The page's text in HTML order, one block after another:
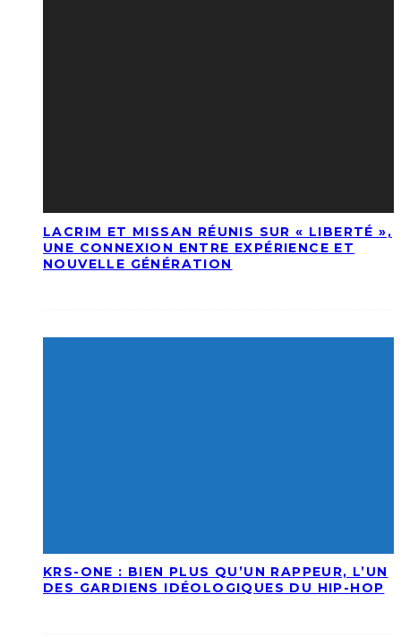
LACRIM ET MISSAN RÉUNIS SUR « LIBERTÉ »,
UNE CONNEXION ENTRE EXPÉRIENCE ET
NOUVELLE GÉNÉRATION
KRS-ONE : BIEN PLUS QU’UN RAPPEUR, L’UN
DES GARDIENS IDÉOLOGIQUES DU HIP-HOP